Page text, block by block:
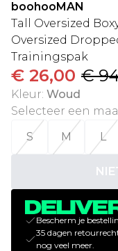
boohooMAN
Tall Oversized
Oversized
Trainingspak
€ 26,00 €
Kleur: Woud
Selecteer een
S
M L
Bescherm je
35 dagen
nog veel meer.